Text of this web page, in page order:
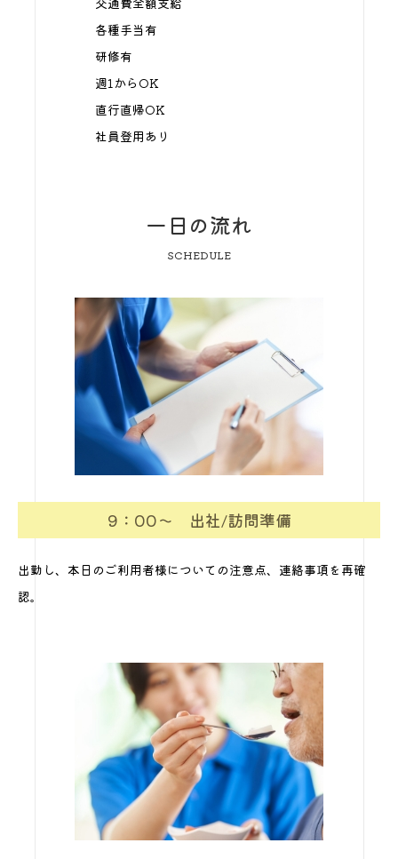
各種手当有
研修有
週1からOK
直行直帰OK
社員登用あり
一日の流れ
SCHEDULE
9：00～ 出社/訪問準備
出勤し、本日のご利用者様についての注意点、連絡事項を再確
認。